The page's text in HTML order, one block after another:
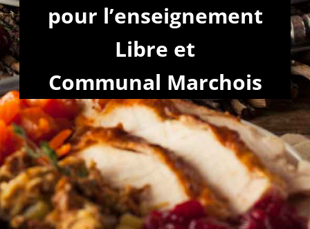
pour l’enseignement
Libre et
Communal Marchois